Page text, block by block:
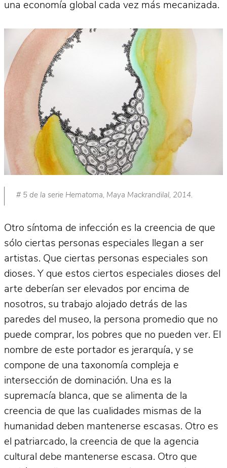
una economía global cada vez más mecanizada.
# 5 de la serie Hematoma, Maya Mackrandilal, 2014.
Otro síntoma de infección es la creencia de que
sólo ciertas personas especiales llegan a ser
artistas. Que ciertas personas especiales son
dioses. Y que estos ciertos especiales dioses del
arte deberían ser elevados por encima de
nosotros, su trabajo alojado detrás de las
paredes del museo, la persona promedio que no
puede comprar, los pobres que no pueden ver. El
nombre de este portador es jerarquía, y se
compone de una taxonomía compleja e
intersección de dominación. Una es la
supremacía blanca, que se alimenta de la
creencia de que las cualidades mismas de la
humanidad deben mantenerse escasas. Otro es
el patriarcado, la creencia de que la agencia
cultural debe mantenerse escasa. Otro que